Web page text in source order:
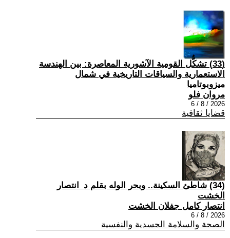
(33) تشكُّل القومية الآشورية المعاصرة: بين الهندسة
الاستعمارية والسياقات التاريخية في شمال
ميزوبوتاميا
مروان فلو
2026 / 8 / 6
قضايا ثقافية
(34) شاطئ السكينة.. وبحر الوله بقلم د_انتصار
الخشت
انتصار كامل جفلان الخشت
2026 / 8 / 6
الصحة والسلامة الجسدية والنفسية